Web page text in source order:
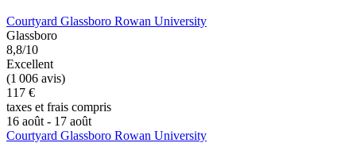
Courtyard Glassboro Rowan University
Glassboro
8,8/10
Excellent
(1 006 avis)
117 €
taxes et frais compris
16 août - 17 août
Courtyard Glassboro Rowan University